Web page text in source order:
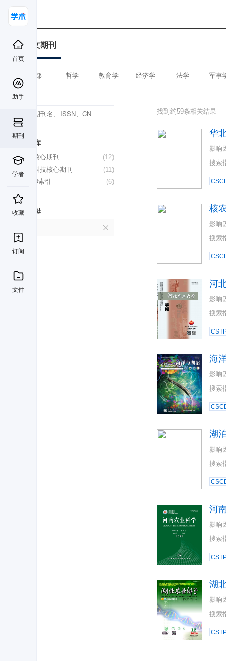
首页
助手
期刊
学者
收藏
订阅
文件
中文期刊
全部 哲学 教育学 经济学 法学 军事
数据库
(12)
北大核心期刊
(11)
中国科技核心期刊
(6)
CSCD索引
首字母
找到约59条相关结果
华
影响
搜索
核
影响
搜索
河
影响
搜索
海
影响
搜索
湖
影响
搜索
河
影响
搜索
湖
影响
搜索